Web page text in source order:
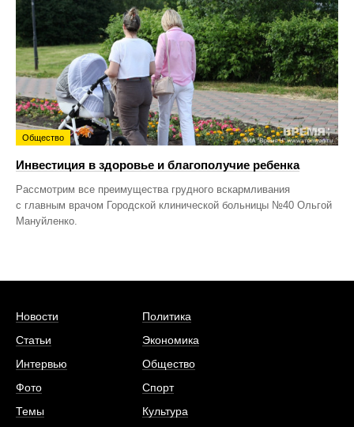
Общество
Инвестиция в здоровье и благополучие ребенка
Рассмотрим все преимущества грудного вскармливания
с главным врачом Городской клинической больницы №40 Ольгой
Мануйленко.
Новости
Статьи
Интервью
Фото
Темы
Политика
Экономика
Общество
Спорт
Культура